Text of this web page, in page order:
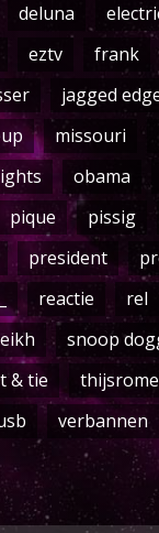
deluna
eztv frank
jagged
missouri
obama
pique pissig
president
reactie rel
snoop
& tie
verbannen